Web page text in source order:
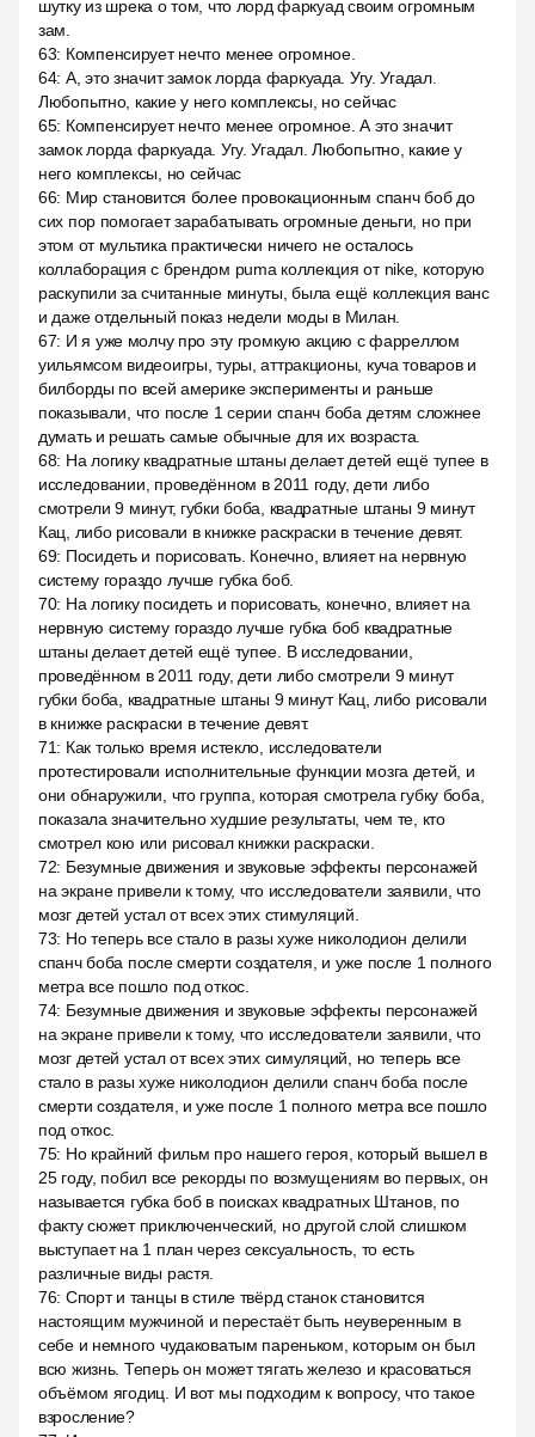
шутку из шрека о том, что лорд фаркуад своим огромным
зам.
63: Компенсирует нечто менее огромное.
64: А, это значит замок лорда фаркуада. Угу. Угадал.
Любопытно, какие у него комплексы, но сейчас
65: Компенсирует нечто менее огромное. А это значит
замок лорда фаркуада. Угу. Угадал. Любопытно, какие у
него комплексы, но сейчас
66: Мир становится более провокационным спанч боб до
сих пор помогает зарабатывать огромные деньги, но при
этом от мультика практически ничего не осталось
коллаборация с брендом puma коллекция от nike, которую
раскупили за считанные минуты, была ещё коллекция ванс
и даже отдельный показ недели моды в Милан.
67: И я уже молчу про эту громкую акцию с фарреллом
уильямсом видеоигры, туры, аттракционы, куча товаров и
билборды по всей америке эксперименты и раньше
показывали, что после 1 серии спанч боба детям сложнее
думать и решать самые обычные для их возраста.
68: На логику квадратные штаны делает детей ещё тупее в
исследовании, проведённом в 2011 году, дети либо
смотрели 9 минут, губки боба, квадратные штаны 9 минут
Кац, либо рисовали в книжке раскраски в течение девят.
69: Посидеть и порисовать. Конечно, влияет на нервную
систему гораздо лучше губка боб.
70: На логику посидеть и порисовать, конечно, влияет на
нервную систему гораздо лучше губка боб квадратные
штаны делает детей ещё тупее. В исследовании,
проведённом в 2011 году, дети либо смотрели 9 минут
губки боба, квадратные штаны 9 минут Кац, либо рисовали
в книжке раскраски в течение девят.
71: Как только время истекло, исследователи
протестировали исполнительные функции мозга детей, и
они обнаружили, что группа, которая смотрела губку боба,
показала значительно худшие результаты, чем те, кто
смотрел кою или рисовал книжки раскраски.
72: Безумные движения и звуковые эффекты персонажей
на экране привели к тому, что исследователи заявили, что
мозг детей устал от всех этих стимуляций.
73: Но теперь все стало в разы хуже николодион делили
спанч боба после смерти создателя, и уже после 1 полного
метра все пошло под откос.
74: Безумные движения и звуковые эффекты персонажей
на экране привели к тому, что исследователи заявили, что
мозг детей устал от всех этих симуляций, но теперь все
стало в разы хуже николодион делили спанч боба после
смерти создателя, и уже после 1 полного метра все пошло
под откос.
75: Но крайний фильм про нашего героя, который вышел в
25 году, побил все рекорды по возмущениям во первых, он
называется губка боб в поисках квадратных Штанов, по
факту сюжет приключенческий, но другой слой слишком
выступает на 1 план через сексуальность, то есть
различные виды растя.
76: Спорт и танцы в стиле твёрд станок становится
настоящим мужчиной и перестаёт быть неуверенным в
себе и немного чудаковатым пареньком, которым он был
всю жизнь. Теперь он может тягать железо и красоваться
объёмом ягодиц. И вот мы подходим к вопросу, что такое
взросление?